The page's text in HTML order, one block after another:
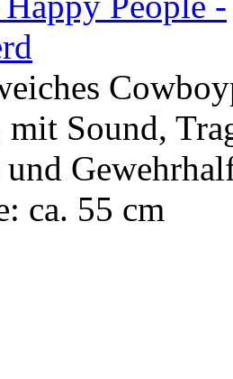
mit Sound,
und
ca. 55 cm